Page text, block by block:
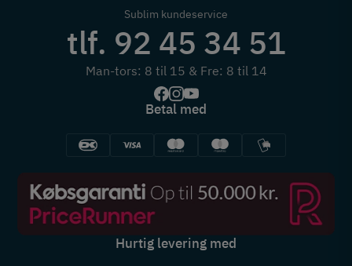
Sublim kundeservice
tlf. 92 45 34 51
Man-tors: 8 til 15 & Fre: 8 til 14
Betal med
Hurtig levering med